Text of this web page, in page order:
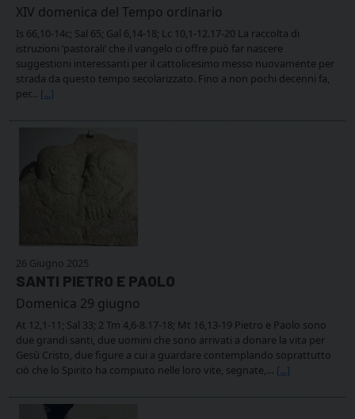
XIV domenica del Tempo ordinario
Is 66,10-14c; Sal 65; Gal 6,14-18; Lc 10,1-12.17-20 La raccolta di
istruzioni ‘pastorali’ che il vangelo ci offre può far nascere
suggestioni interessanti per il cattolicesimo messo nuovamente per
strada da questo tempo secolarizzato. Fino a non pochi decenni fa,
per… [...]
26 Giugno 2025
SANTI PIETRO E PAOLO
Domenica 29 giugno
At 12,1-11; Sal 33; 2 Tm 4,6-8.17-18; Mt 16,13-19 Pietro e Paolo sono
due grandi santi, due uomini che sono arrivati a donare la vita per
Gesù Cristo, due figure a cui a guardare contemplando soprattutto
ciò che lo Spirito ha compiuto nelle loro vite, segnate,… [...]